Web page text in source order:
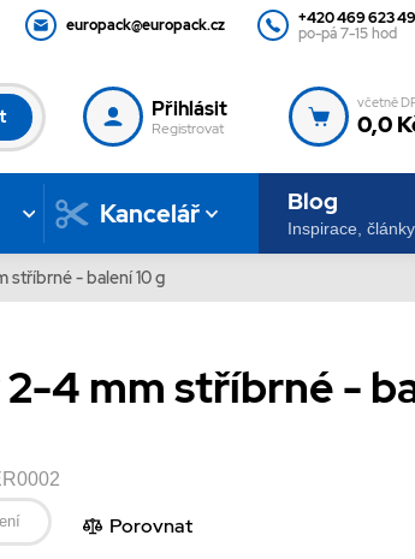
europack@europack.cz
+420 469 623
po-pá 7-15 hod
Přihlásit
Registrovat
včetně
0,0
Kancelář Blog
Inspirace,
stříbrné - balení 10 g
4 mm stříbrné -
Porovnat